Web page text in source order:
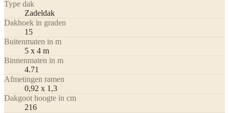
Type dak
Zadeldak
Dakhoek in graden
15
Buitenmaten in m
5 x 4 m
Binnenmaten in m
4.71
Afmetingen ramen
0,92 x 1,3
Dakgoot hoogte in cm
216